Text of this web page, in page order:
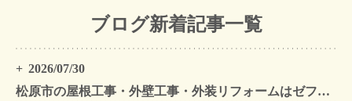
ブログ新着記事一覧
2026/07/30
松原市の屋根工事・外壁工事・外装リフォームはゼファン！松原市内の工事事例もご紹介